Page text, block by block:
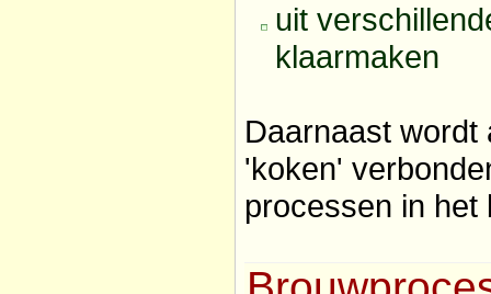
uit
klaarmaken
Daarnaast wordt
'koken'
processen in